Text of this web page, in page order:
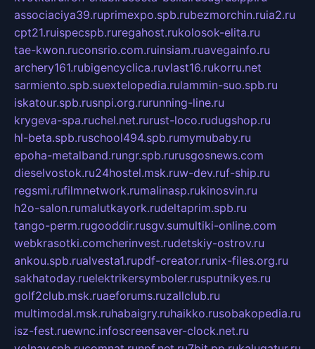
associaciya39.ruprimexpo.spb.rubezmorchin.ruia2.ru
cpt21.ruispecspb.ruregahost.rukolosok-elita.ru
tae-kwon.ruconsrio.com.ruinsiam.ruavegainfo.ru
archery161.rubigencyclica.ruvlast16.rukorru.net
sarmiento.spb.suextelopedia.rulammin-suo.spb.ru
iskatour.spb.rusnpi.org.rurunning-line.ru
krygeva-spa.ruchel.net.rurust-loco.rudugshop.ru
hl-beta.spb.ruschool494.spb.rumymubaby.ru
epoha-metalband.rungr.spb.rurusgosnews.com
dieselvostok.ru24hostel.msk.ruw-dev.ruf-ship.ru
regsmi.rufilmnetwork.rumalinasp.rukinosvin.ru
h2o-salon.rumalutkayork.rudeltaprim.spb.ru
tango-perm.rugooddir.rusgv.sumultiki-online.com
webkrasotki.comcherinvest.rudetskiy-ostrov.ru
ankou.spb.rualvesta1.rupdf-creator.runix-files.org.ru
sakhatoday.ruelektrikersymboler.rusputnikyes.ru
golf2club.msk.ruaeforums.ruzallclub.ru
multimodal.msk.ruhabaigry.ruhaikko.rusobakopedia.ru
isz-fest.ruewnc.infoscreensaver-clock.net.ru